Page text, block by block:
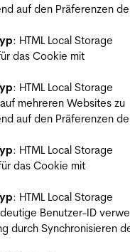
auf den Präferenzen
: HTML Local Storage
das Cookie mit
: HTML Local Storage
mehreren Websites zu
auf den Präferenzen
: HTML Local Storage
das Cookie mit
: HTML Local Storage
Benutzer-ID
durch Synchronisieren